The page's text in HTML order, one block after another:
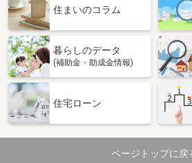
住まいのコラム
暮らしのデータ
(補助金・助成金情報)
住宅ローン
ページトップに戻